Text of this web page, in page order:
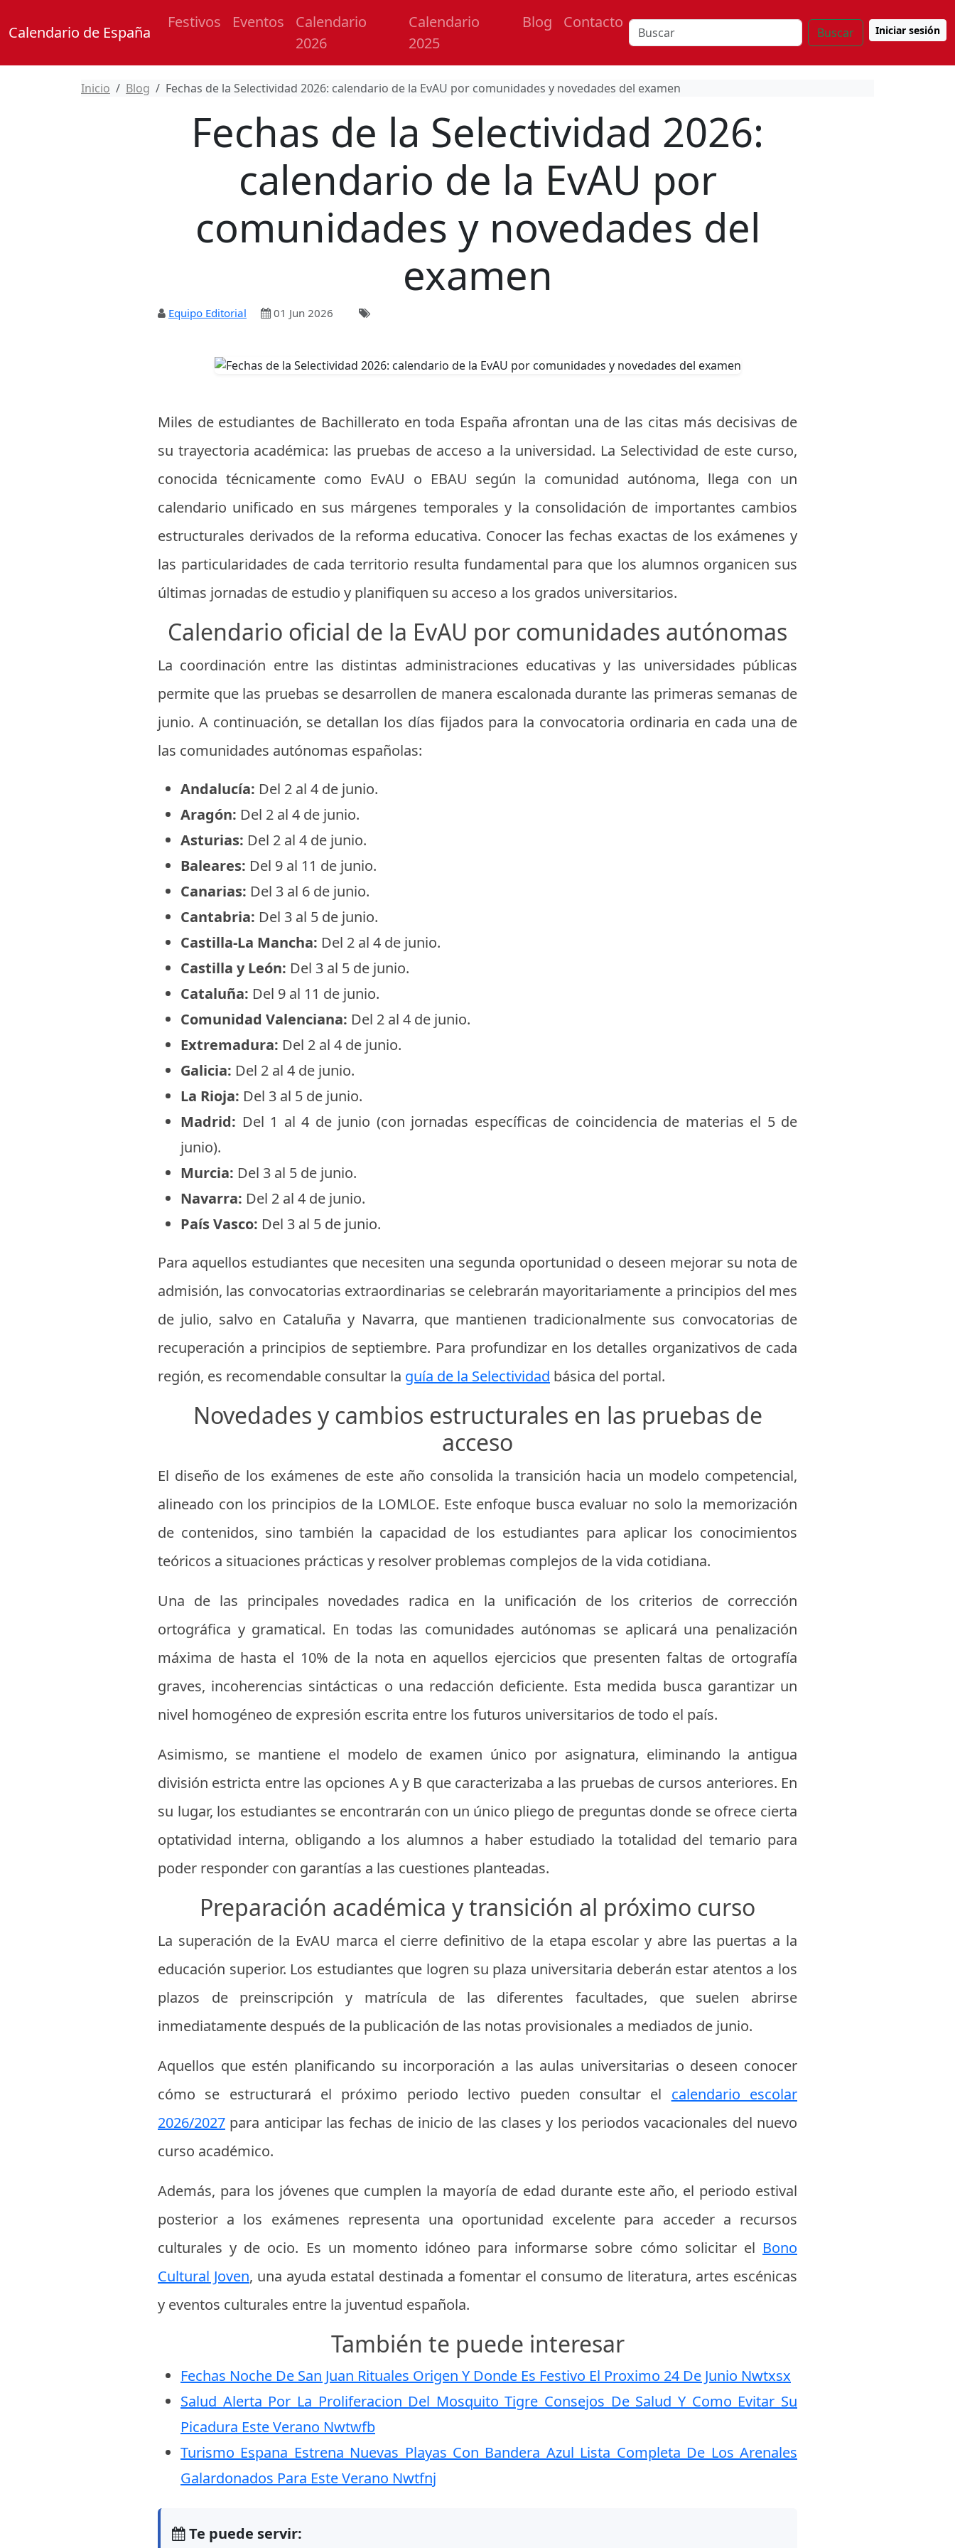
Calendario de España
Festivos Eventos
Calendario
2026
Calendario
2025
Blog Contacto
Buscar Iniciar sesión
Inicio Blog Fechas de la Selectividad 2026: calendario de la EvAU por comunidades y novedades del examen
Fechas de la Selectividad 2026:
calendario de la EvAU por
comunidades y novedades del
examen
Equipo Editorial 01 Jun 2026
Miles de estudiantes de Bachillerato en toda España afrontan una de las citas más decisivas de
su trayectoria académica: las pruebas de acceso a la universidad. La Selectividad de este curso,
conocida técnicamente como EvAU o EBAU según la comunidad autónoma, llega con un
calendario unificado en sus márgenes temporales y la consolidación de importantes cambios
estructurales derivados de la reforma educativa. Conocer las fechas exactas de los exámenes y
las particularidades de cada territorio resulta fundamental para que los alumnos organicen sus
últimas jornadas de estudio y planifiquen su acceso a los grados universitarios.
Calendario oficial de la EvAU por comunidades autónomas
La coordinación entre las distintas administraciones educativas y las universidades públicas
permite que las pruebas se desarrollen de manera escalonada durante las primeras semanas de
junio. A continuación, se detallan los días fijados para la convocatoria ordinaria en cada una de
las comunidades autónomas españolas:
Andalucía: Del 2 al 4 de junio.
Aragón: Del 2 al 4 de junio.
Asturias: Del 2 al 4 de junio.
Baleares: Del 9 al 11 de junio.
Canarias: Del 3 al 6 de junio.
Cantabria: Del 3 al 5 de junio.
Castilla-La Mancha: Del 2 al 4 de junio.
Castilla y León: Del 3 al 5 de junio.
Cataluña: Del 9 al 11 de junio.
Comunidad Valenciana: Del 2 al 4 de junio.
Extremadura: Del 2 al 4 de junio.
Galicia: Del 2 al 4 de junio.
La Rioja: Del 3 al 5 de junio.
Madrid: Del 1 al 4 de junio (con jornadas específicas de coincidencia de materias el 5 de
junio).
Murcia: Del 3 al 5 de junio.
Navarra: Del 2 al 4 de junio.
País Vasco: Del 3 al 5 de junio.
Para aquellos estudiantes que necesiten una segunda oportunidad o deseen mejorar su nota de
admisión, las convocatorias extraordinarias se celebrarán mayoritariamente a principios del mes
de julio, salvo en Cataluña y Navarra, que mantienen tradicionalmente sus convocatorias de
recuperación a principios de septiembre. Para profundizar en los detalles organizativos de cada
región, es recomendable consultar la guía de la Selectividad básica del portal.
Novedades y cambios estructurales en las pruebas de
acceso
El diseño de los exámenes de este año consolida la transición hacia un modelo competencial,
alineado con los principios de la LOMLOE. Este enfoque busca evaluar no solo la memorización
de contenidos, sino también la capacidad de los estudiantes para aplicar los conocimientos
teóricos a situaciones prácticas y resolver problemas complejos de la vida cotidiana.
Una de las principales novedades radica en la unificación de los criterios de corrección
ortográfica y gramatical. En todas las comunidades autónomas se aplicará una penalización
máxima de hasta el 10% de la nota en aquellos ejercicios que presenten faltas de ortografía
graves, incoherencias sintácticas o una redacción deficiente. Esta medida busca garantizar un
nivel homogéneo de expresión escrita entre los futuros universitarios de todo el país.
Asimismo, se mantiene el modelo de examen único por asignatura, eliminando la antigua
división estricta entre las opciones A y B que caracterizaba a las pruebas de cursos anteriores. En
su lugar, los estudiantes se encontrarán con un único pliego de preguntas donde se ofrece cierta
optatividad interna, obligando a los alumnos a haber estudiado la totalidad del temario para
poder responder con garantías a las cuestiones planteadas.
Preparación académica y transición al próximo curso
La superación de la EvAU marca el cierre definitivo de la etapa escolar y abre las puertas a la
educación superior. Los estudiantes que logren su plaza universitaria deberán estar atentos a los
plazos de preinscripción y matrícula de las diferentes facultades, que suelen abrirse
inmediatamente después de la publicación de las notas provisionales a mediados de junio.
Aquellos que estén planificando su incorporación a las aulas universitarias o deseen conocer
cómo se estructurará el próximo periodo lectivo pueden consultar el calendario escolar
2026/2027 para anticipar las fechas de inicio de las clases y los periodos vacacionales del nuevo
curso académico.
Además, para los jóvenes que cumplen la mayoría de edad durante este año, el periodo estival
posterior a los exámenes representa una oportunidad excelente para acceder a recursos
culturales y de ocio. Es un momento idóneo para informarse sobre cómo solicitar el Bono
Cultural Joven, una ayuda estatal destinada a fomentar el consumo de literatura, artes escénicas
y eventos culturales entre la juventud española.
También te puede interesar
Fechas Noche De San Juan Rituales Origen Y Donde Es Festivo El Proximo 24 De Junio Nwtxsx
Salud Alerta Por La Proliferacion Del Mosquito Tigre Consejos De Salud Y Como Evitar Su
Picadura Este Verano Nwtwfb
Turismo Espana Estrena Nuevas Playas Con Bandera Azul Lista Completa De Los Arenales
Galardonados Para Este Verano Nwtfnj
Te puede servir: